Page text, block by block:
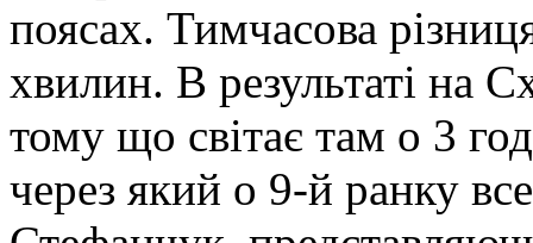
поясах. Тимчасова
хвилин. В результаті на
тому що світає там о 3
через який о 9-й ранку